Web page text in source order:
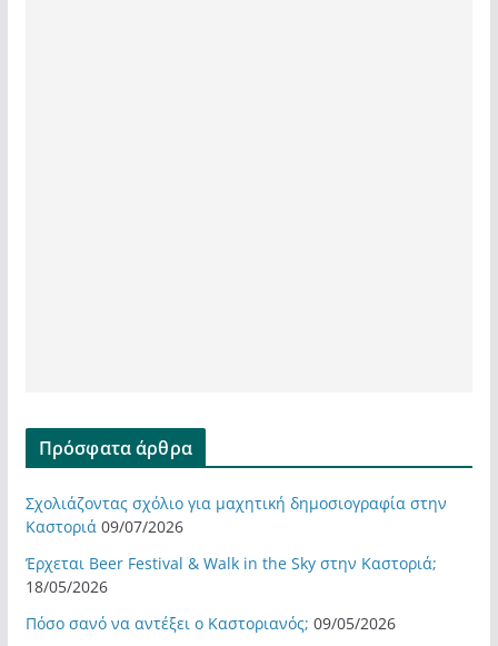
Πρόσφατα άρθρα
Σχολιάζοντας σχόλιο για μαχητική δημοσιογραφία στην
Καστοριά 09/07/2026
Έρχεται Beer Festival & Walk in the Sky στην Καστοριά;
18/05/2026
Πόσο σανό να αντέξει ο Καστοριανός; 09/05/2026